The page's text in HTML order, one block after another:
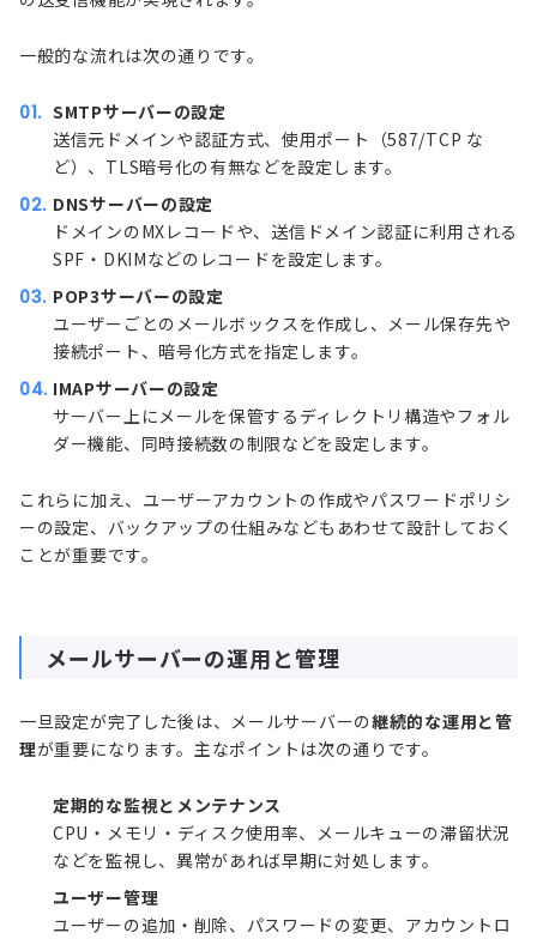
一般的な流れは次の通りです。
SMTPサーバーの設定
送信元ドメインや認証方式、使用ポート（587/TCP な
ど）、TLS暗号化の有無などを設定します。
DNSサーバーの設定
ドメインのMXレコードや、 送信ドメイン認証に利用される
SPF ・ DKIMなどのレコードを設定します。
POP3サーバーの設定
ユーザーごとのメールボックスを作成し、メール保存先や
接続ポート、暗号化方式を指定します。
IMAPサーバーの設定
サーバー上にメールを保管するディレクトリ構造やフォル
ダー機能、同時接続数の制限などを設定します。
これらに加え、ユーザーアカウントの作成やパスワードポリシ
ーの設定、バックアップの仕組みなどもあわせて設計しておく
ことが重要です。
メールサーバーの運用と管理
一旦設定が完了した後は、メールサーバーの継続的な運用と管
理が重要になります。主なポイントは次の通りです。
定期的な監視とメンテナンス
CPU・メモリ・ディスク使用率、メールキューの滞留状況
などを監視し、異常があれば早期に対処します。
ユーザー管理
ユーザーの追加・削除、パスワードの変更、アカウントロ